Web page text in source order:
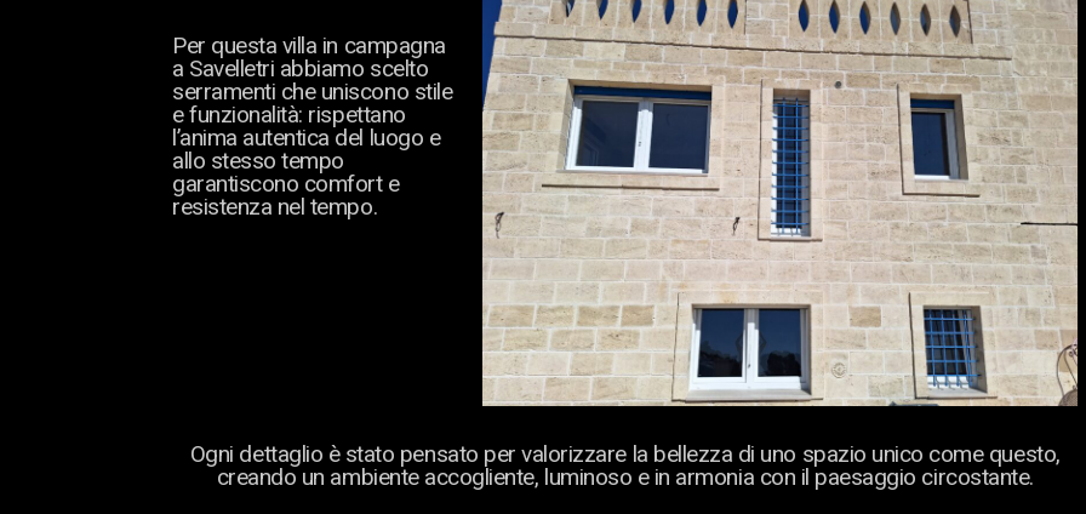
Per questa villa in campagna
a Savelletri abbiamo scelto
serramenti che uniscono stile
e funzionalità: rispettano
l’anima autentica del luogo e
allo stesso tempo
garantiscono comfort e
resistenza nel tempo.
Ogni dettaglio è stato pensato per valorizzare la bellezza di uno spazio unico come questo,
creando un ambiente accogliente, luminoso e in armonia con il paesaggio circostante.